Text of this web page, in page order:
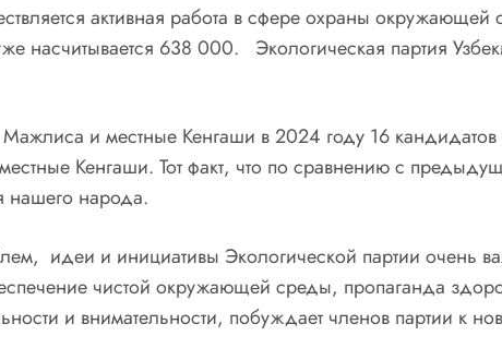
активная работа в сфере охраны
насчитывается 638 000. Экологическая партия
и местные Кенгаши в 2024 году 16
Кенгаши. Тот факт, что по сравнению с
нашего народа.
идеи и инициативы Экологической партии очень
чистой окружающей среды, пропаганда
и внимательности, побуждает членов партии к